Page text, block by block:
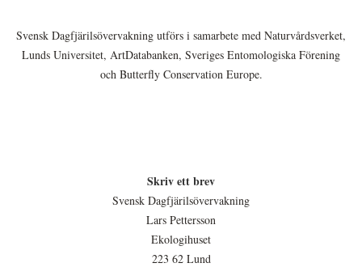
Svensk Dagfjärilsövervakning utförs i samarbete med Naturvårdsverket,
Lunds Universitet, ArtDatabanken, Sveriges Entomologiska Förening
och Butterfly Conservation Europe.
Skriv ett brev
Svensk Dagfjärilsövervakning
Lars Pettersson
Ekologihuset
223 62 Lund